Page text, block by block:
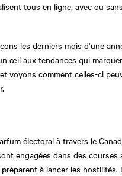
tous en ligne, avec ou
les derniers mois d’une
œil aux tendances qui
voyons comment celles-ci
électoral à travers le
engagées dans des courses
à lancer les hostilités.